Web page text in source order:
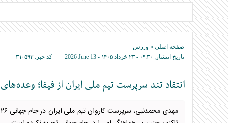
صفحه اصلی » ورزش
تاریخ انتشار: ۰۹:۳۰ - ۲۳ خرداد ۱۴۰۵ - 2026 June 13 کد خبر: ۳۱۰۵۹۳
انتقاد تند سرپرست تیم ملی ایران از فیفا؛